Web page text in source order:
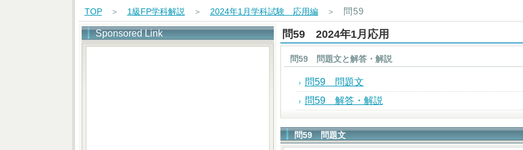
TOP＞ 1級FP学科解説 ＞ 2024年1月学科試験 応用編＞ 問59
問59 2024年1月応用
問59 問題文と解答・解説
問59 問題文
問59 解答・解説
問59 問題文
Sponsored Link